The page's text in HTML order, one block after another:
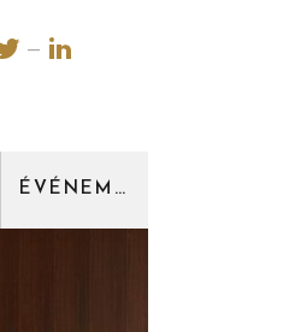
ÉVÉNEMENT